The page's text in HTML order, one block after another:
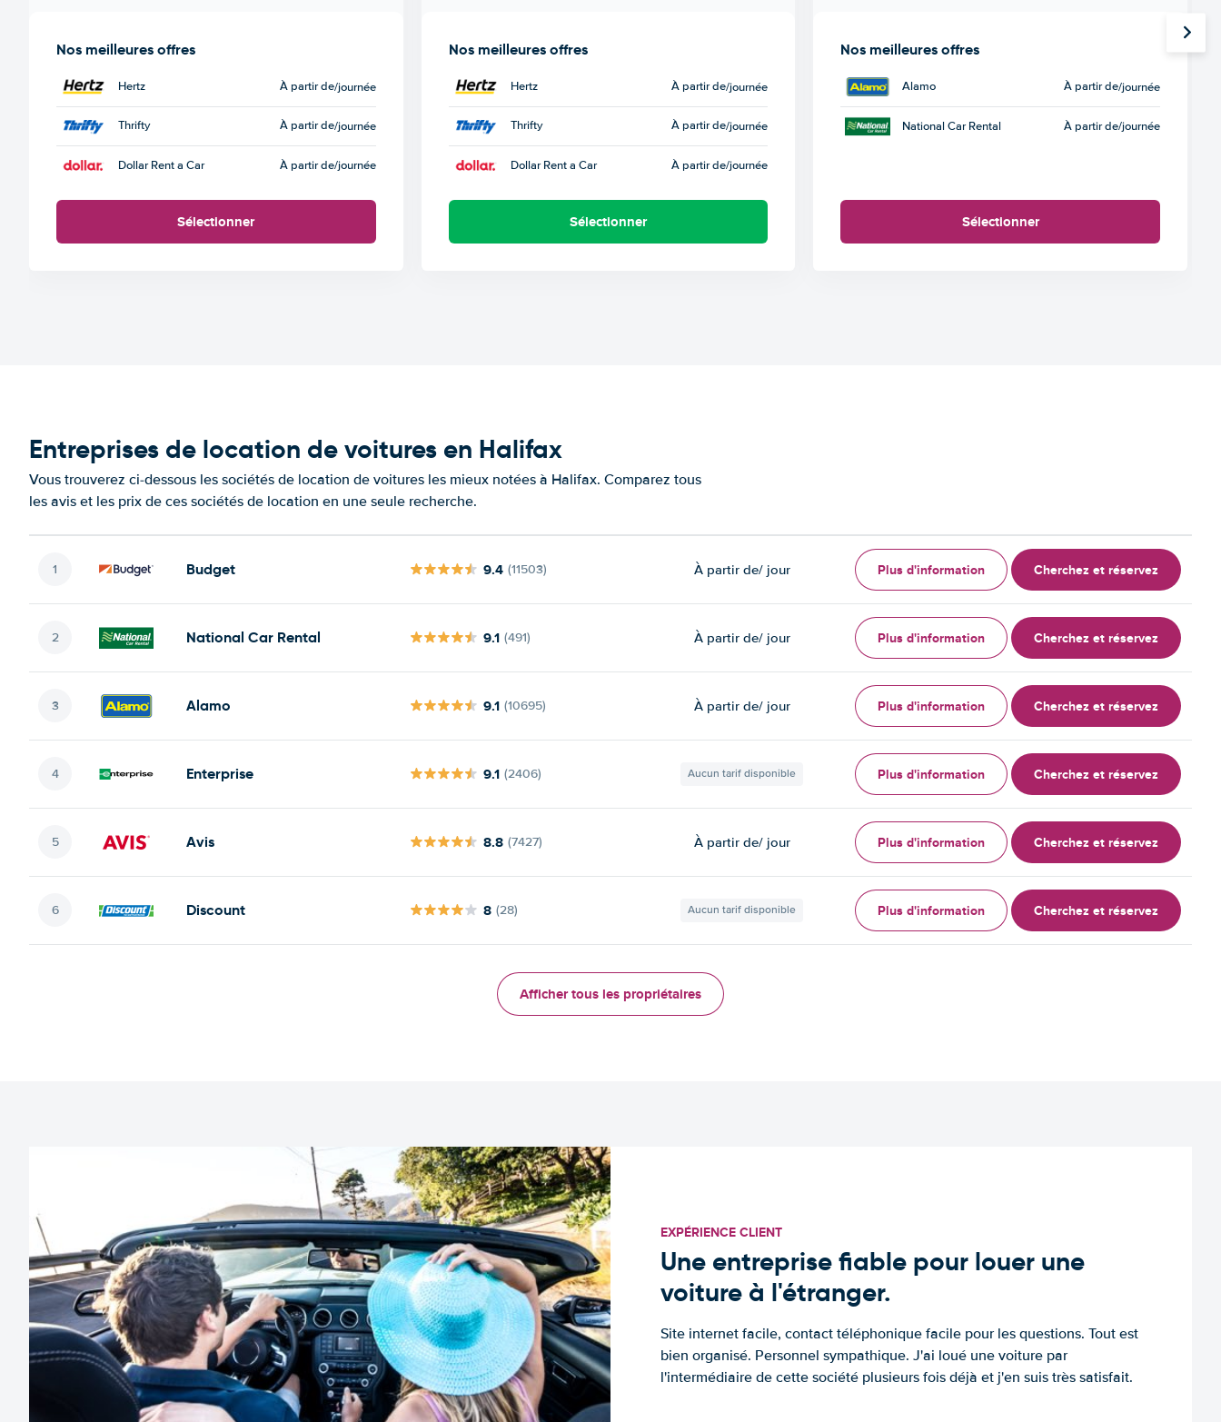
Nos meilleures offres
Hertz À partir de/journée
Thrifty À partir de/journée
Dollar Rent a Car À partir de/journée
Sélectionner
Nos meilleures offres
Hertz À partir de/journée
Thrifty À partir de/journée
Dollar Rent a Car À partir de/journée
Sélectionner
Nos meilleures offres
Alamo À partir de/journée
National Car Rental À partir de/journée
Sélectionner
Entreprises de location de voitures en Halifax
Vous trouverez ci-dessous les sociétés de location de voitures les mieux notées à Halifax. Comparez tous
les avis et les prix de ces sociétés de location en une seule recherche.
Budget 9.4 (11503) À partir de/ jour Plus d'information Cherchez et réservez
National Car Rental 9.1 (491) À partir de/ jour Plus d'information Cherchez et réservez
Alamo 9.1 (10695) À partir de/ jour Plus d'information Cherchez et réservez
Enterprise 9.1 (2406) Aucun tarif disponible Plus d'information Cherchez et réservez
Avis 8.8 (7427) À partir de/ jour Plus d'information Cherchez et réservez
Discount 8 (28) Aucun tarif disponible Plus d'information Cherchez et réservez
Afficher tous les propriétaires
EXPÉRIENCE CLIENT
Une entreprise fiable pour louer une
voiture à l'étranger.
Site internet facile, contact téléphonique facile pour les questions. Tout est
bien organisé. Personnel sympathique. J'ai loué une voiture par
l'intermédiaire de cette société plusieurs fois déjà et j'en suis très satisfait.